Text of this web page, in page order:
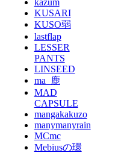
kazum
KUSARI
KUSO弱
lastflap
LESSER
PANTS
LINSEED
ma_鹿
MAD
CAPSULE
mangakakuzo
manymanyrain
MCmc
Mebiusの環